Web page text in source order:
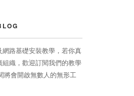
路基礎安裝教學，若你真
織，歡迎訂閱我們的教學
將會開啟無數人的無形工